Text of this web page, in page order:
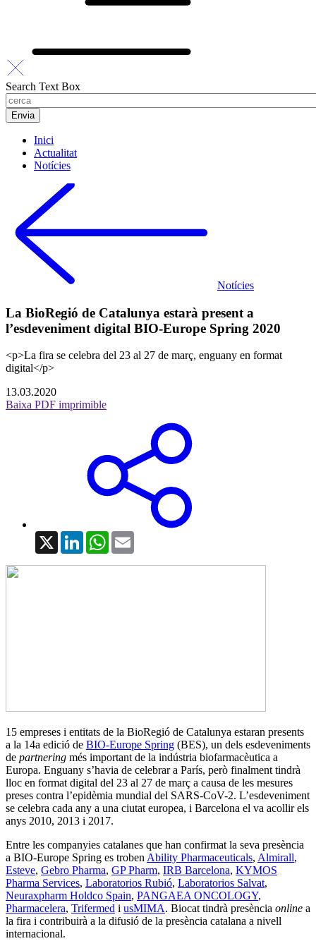
Search Text Box
Inici
Actualitat
Notícies
Notícies
La BioRegió de Catalunya estarà present a
l’esdeveniment digital BIO-Europe Spring 2020
<p>La fira se celebra del 23 al 27 de març, enguany en format
digital</p>
13.03.2020
Baixa PDF imprimible
X LinkedInWhatsApp
15 empreses i entitats de la BioRegió de Catalunya estaran presents
a la 14a edició de BIO-Europe Spring (BES), un dels esdeveniments
de partnering més important de la indústria biofarmacèutica a
Europa. Enguany s’havia de celebrar a París, però finalment tindrà
lloc en format digital del 23 al 27 de març a causa de les mesures
preses contra l’epidèmia mundial del SARS-CoV-2. L’esdeveniment
se celebra cada any a una ciutat europea, i Barcelona el va acollir els
anys 2010, 2013 i 2017.
Entre les companyies catalanes que han confirmat la seva presència
a BIO-Europe Spring es trobenAbility Pharmaceuticals, Almirall,
Esteve, Gebro Pharma, GP Pharm, IRB Barcelona, KYMOS
Pharma Services, Laboratorios Rubió, Laboratorios Salvat,
Neuraxpharm Holdco Spain, PANGAEA ONCOLOGY,
Pharmacelera, Trifermed i usMIMA. Biocat tindrà presència online a
la fira i contribuirà a la difusió de la presència catalana a nivell
internacional.